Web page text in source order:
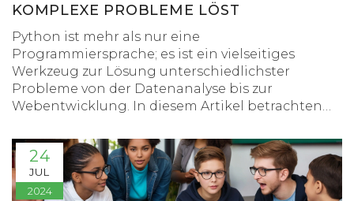
KOMPLEXE PROBLEME LÖST
Python ist mehr als nur eine
Programmiersprache; es ist ein vielseitiges
Werkzeug zur Lösung unterschiedlichster
Probleme von der Datenanalyse bis zur
Webentwicklung. In diesem Artikel betrachten
Herausforderungen angeht und meistern kann.
Von seiner einfachen Syntax bis zu den
mächtigen Bibliotheken bietet Python eine
fabelhafte Plattform, um sowohl Anfänger als
24
JUL
2024